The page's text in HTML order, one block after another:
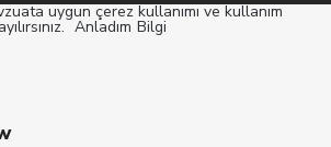
uygun çerez kullanımı ve kullanım
Anladım Bilgi